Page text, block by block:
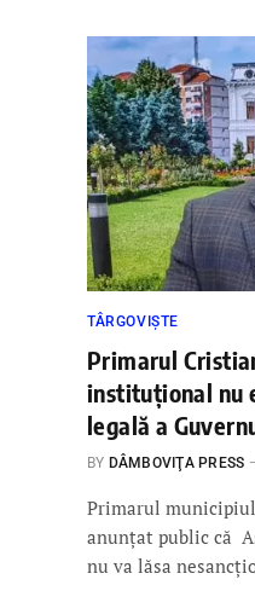
TÂRGOVIȘTE
Primarul
instituțional nu
legală a
BY DÂMBOVIŢA PRESS
Primarul
anunțat public că
nu va lăsa